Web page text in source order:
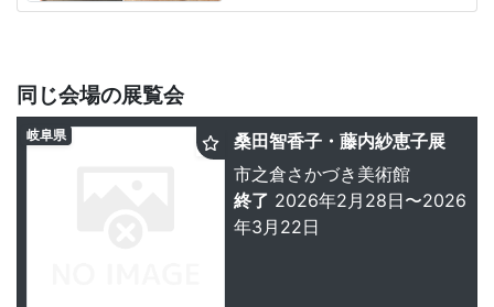
同じ会場の展覧会
桑田智香子・藤内紗恵子展
市之倉さかづき美術館
終了 2026年2月28日〜2026
年3月22日
岐阜県